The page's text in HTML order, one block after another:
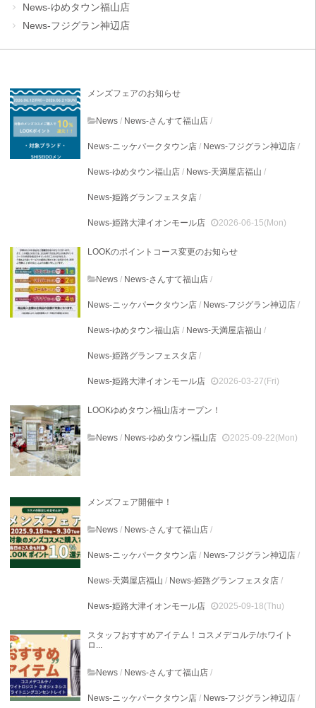
News-ゆめタウン福山店
News-フジグラン神辺店
メンズフェアのお知らせ
News / News-さんすて福山店 /
News-ニッケパークタウン店 / News-フジグラン神辺店 /
News-ゆめタウン福山店 / News-天満屋店福山 /
News-姫路グランフェスタ店 /
News-姫路大津イオンモール店 2026-06-15(Mon)
LOOKのポイントコース変更のお知らせ
News / News-さんすて福山店 /
News-ニッケパークタウン店 / News-フジグラン神辺店 /
News-ゆめタウン福山店 / News-天満屋店福山 /
News-姫路グランフェスタ店 /
News-姫路大津イオンモール店 2026-03-27(Fri)
LOOKゆめタウン福山店オープン！
News / News-ゆめタウン福山店 2025-09-22(Mon)
メンズフェア開催中！
News / News-さんすて福山店 /
News-ニッケパークタウン店 / News-フジグラン神辺店 /
News-天満屋店福山 / News-姫路グランフェスタ店 /
News-姫路大津イオンモール店 2025-09-18(Thu)
スタッフおすすめアイテム！コスメデコルテ/ホワイト
ロ...
News / News-さんすて福山店 /
News-ニッケパークタウン店 / News-フジグラン神辺店 /